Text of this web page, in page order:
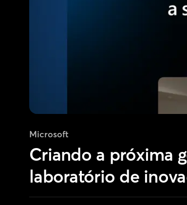
Microsoft
Criando a próxima
laboratório de